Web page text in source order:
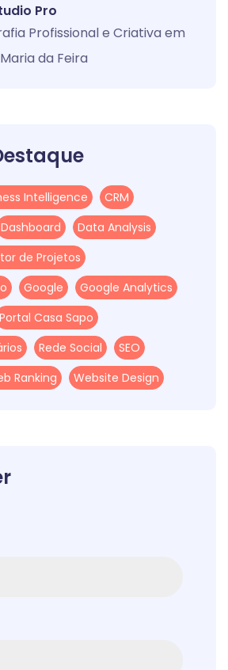
Pro
Profissional e Criativa em
da Feira
Intelligence
CRM
Dashboard
Data Analysis
de Projetos
Google
Google Analytics
Portal Casa Sapo
Rede Social
SEO
Ranking Website Design